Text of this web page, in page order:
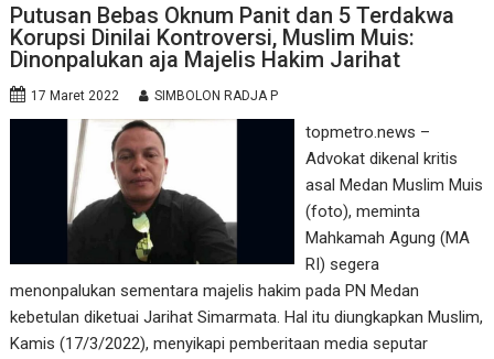
Putusan Bebas Oknum Panit dan 5 Terdakwa
Korupsi Dinilai Kontroversi, Muslim Muis:
Dinonpalukan aja Majelis Hakim Jarihat
17 Maret 2022 SIMBOLON RADJA P
topmetro.news –
Advokat dikenal kritis
asal Medan Muslim Muis
(foto), meminta
Mahkamah Agung (MA
RI) segera
menonpalukan sementara majelis hakim pada PN Medan
kebetulan diketuai Jarihat Simarmata. Hal itu diungkapkan Muslim,
Kamis (17/3/2022), menyikapi pemberitaan media seputar